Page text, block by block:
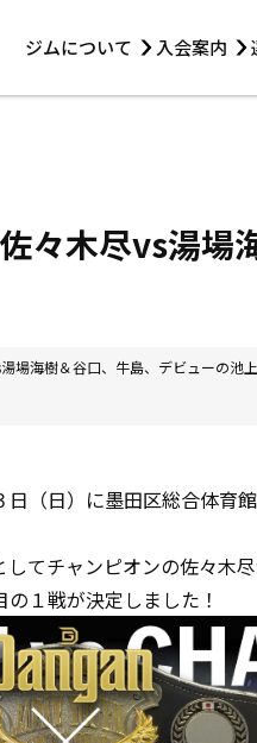
ジムについて 入会案内
選手・スタッフ
木尽vs湯場
場海樹＆谷口、牛島、デビューの池
（日）に墨田区総合体育
てチャンピオンの佐々木
１戦が決定しました！